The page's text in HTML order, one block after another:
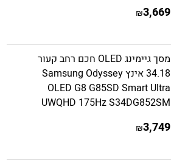
3,669
₪
מסך גיימינג OLED חכם רחב קעור
34.18 אינץ Samsung Odyssey
OLED G8 G85SD Smart Ultra
UWQHD 175Hz S34DG852SM
3,749
₪